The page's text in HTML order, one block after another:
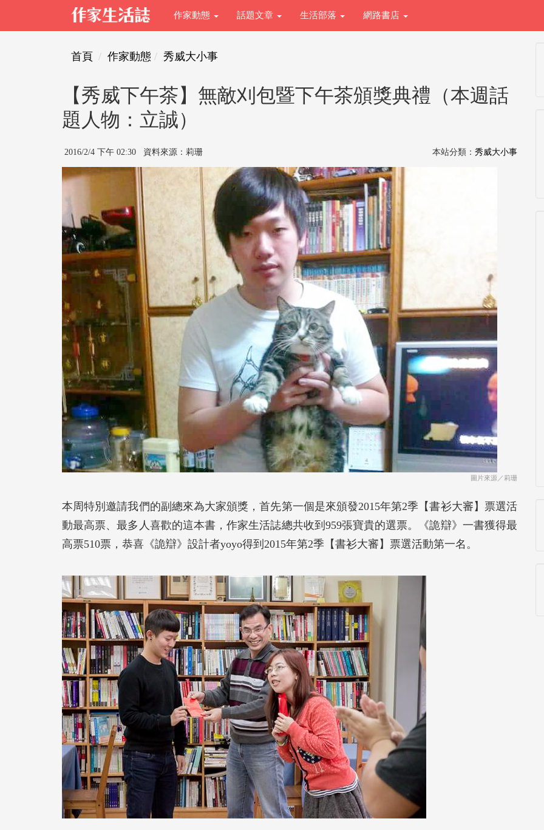
作家動態 話題文章 生活部落 網路書店
首頁 作家動態 秀威大小事
【秀威下午茶】無敵刈包暨下午茶頒獎典禮（本週話
題人物：立誠）
2016/2/4 下午 02:30 資料來源：莉珊 本站分類： 秀威大小事
圖片來源／莉珊
本周特別邀請我們的副總來為大家頒獎，首先第一個是來頒發2015年第2季【書衫大審】票選活
動最高票、最多人喜歡的這本書，作家生活誌總共收到959張寶貴的選票。《詭辯》一書獲得最
高票510票，恭喜《詭辯》設計者yoyo得到2015年第2季【書衫大審】票選活動第一名。